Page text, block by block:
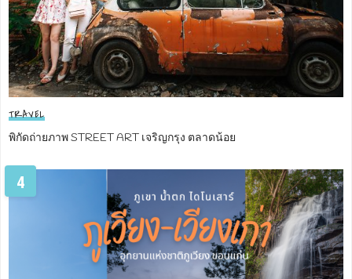
TRAVEL
พิกัดถ่ายภาพ STREET ART เจริญกรุง ตลาดน้อย
4